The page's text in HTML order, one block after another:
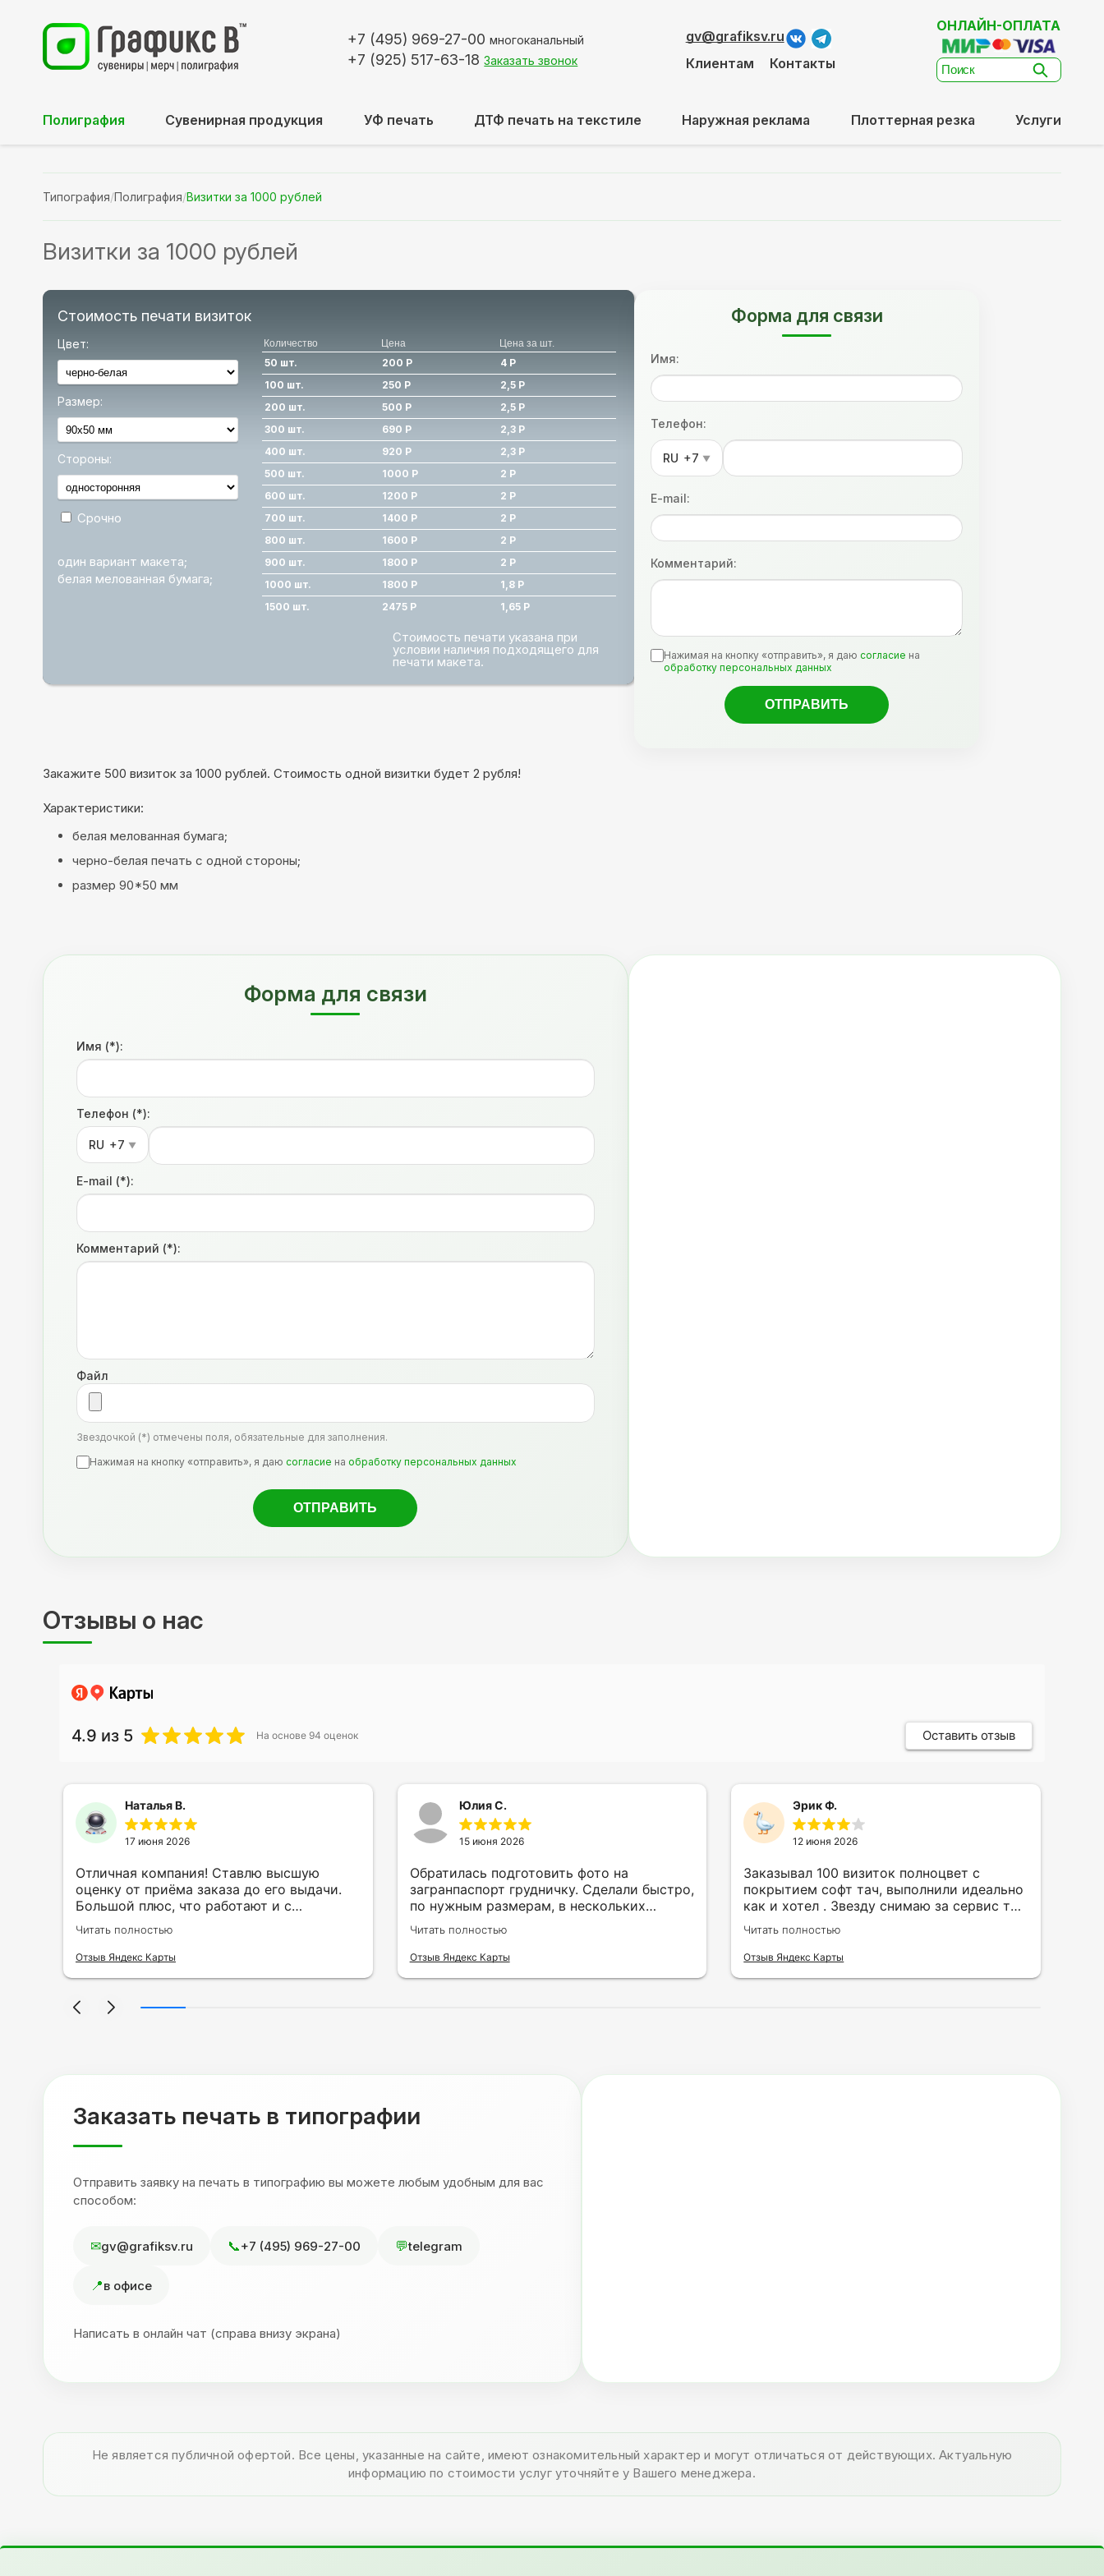
+7 (495) 969-27-00 многоканальный
+7 (925) 517-63-18 Заказать звонок
gv@grafiksv.ru
Клиентам
Контакты
ОНЛАЙН-ОПЛАТА
Полиграфия Сувенирная продукция УФ печать ДТФ печать на текстиле Наружная реклама Плоттерная резка Услуги
Типография/Полиграфия/Визитки за 1000 рублей
Визитки за 1000 рублей
Стоимость печати визиток
Цвет:
Размер:
Стороны:
Срочно
один вариант макета;
белая мелованная бумага;
Количество Цена Цена за шт.
50 шт. 200 Р
4 Р
100 шт.
250 Р
2,5 Р
200 шт.
500 Р
2,5 Р
300 шт.
690 Р
2,3 Р
400 шт.
920 Р
2,3 Р
500 шт.
1000 Р
2 Р
600 шт.
1200 Р
2 Р
700 шт.
1400 Р
2 Р
800 шт.
1600 Р
2 Р
900 шт.
1800 Р
2 Р
1000 шт.
1800 Р
1,8 Р
1500 шт.
2475 Р 1,65 Р
Стоимость печати указана при
условии наличия подходящего для
печати макета.
Форма для связи
Имя:
Телефон:
RU +7 ▼
E-mail:
Комментарий:
Нажимая на кнопку «отправить», я даю согласие на
обработку персональных данных
Закажите 500 визиток за 1000 рублей. Стоимость одной визитки будет 2 рубля!
Характеристики:
белая мелованная бумага;
черно-белая печать с одной стороны;
размер 90*50 мм
Форма для связи
Имя (*):
Телефон (*):
RU +7 ▼
E-mail (*):
Комментарий (*):
Файл
Звездочкой (*) отмечены поля, обязательные для заполнения.
Нажимая на кнопку «отправить», я даю согласие на обработку персональных данных
Отзывы о нас
4.9 из 5 На основе 94 оценок Оставить отзыв
Наталья В.
17 июня 2026
Отличная компания! Ставлю высшую
оценку от приёма заказа до его выдачи.
Большой плюс, что работают и с
индивидуальными заказами. Нелбходимо
было нанести принт на кружку в подарок.
Заказ был исполнен оперативно и ооочень
спасибо Евгении за терпеливость,
Читать полностью
Отзыв Яндекс Карты
Юлия С.
15 июня 2026
Обратилась подготовить фото на
загранпаспорт грудничку. Сделали быстро,
по нужным размерам, в нескольких
вариантах и цветах.
Читать полностью
Отзыв Яндекс Карты
Эрик Ф.
12 июня 2026
Заказывал 100 визиток полноцвет с
покрытием софт тач, выполнили идеально
как и хотел . Звезду снимаю за сервис так
как в первый день приехал за 30 мин до
закрытия а на месте никого не было.
Читать полностью
Отзыв Яндекс Карты
Заказать печать в типографии
Отправить заявку на печать в типографию вы можете любым удобным для вас
способом:
gv@grafiksv.ru +7 (495) 969-27-00 telegram
в офисе
Написать в онлайн чат (справа внизу экрана)
Не является публичной офертой. Все цены, указанные на сайте, имеют ознакомительный характер и могут отличаться от действующих. Актуальную
информацию по стоимости услуг уточняйте у Вашего менеджера.